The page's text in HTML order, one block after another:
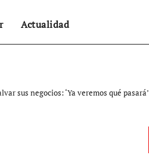
Actualidad
sus negocios: ‘Ya veremos qué pasará’